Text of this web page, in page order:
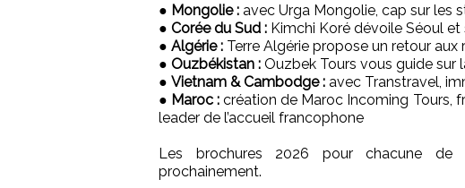
● Mongolie : avec Urga Mongolie, cap sur les
● Corée du Sud : Kimchi Koré dévoile Séoul et
● Algérie : Terre Algérie propose un retour aux
● Ouzbékistan : Ouzbek Tours vous guide sur
● Vietnam & Cambodge : avec Transtravel,
● Maroc : création de Maroc Incoming Tours,
leader de l’accueil francophone
Les brochures 2026 pour chacune de
prochainement.